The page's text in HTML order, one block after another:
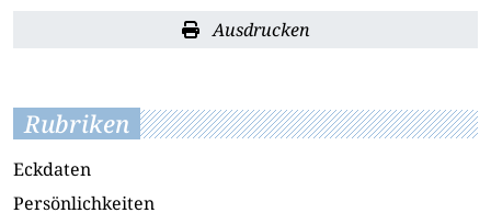
Ausdrucken
Rubriken
Eckdaten
Persönlichkeiten